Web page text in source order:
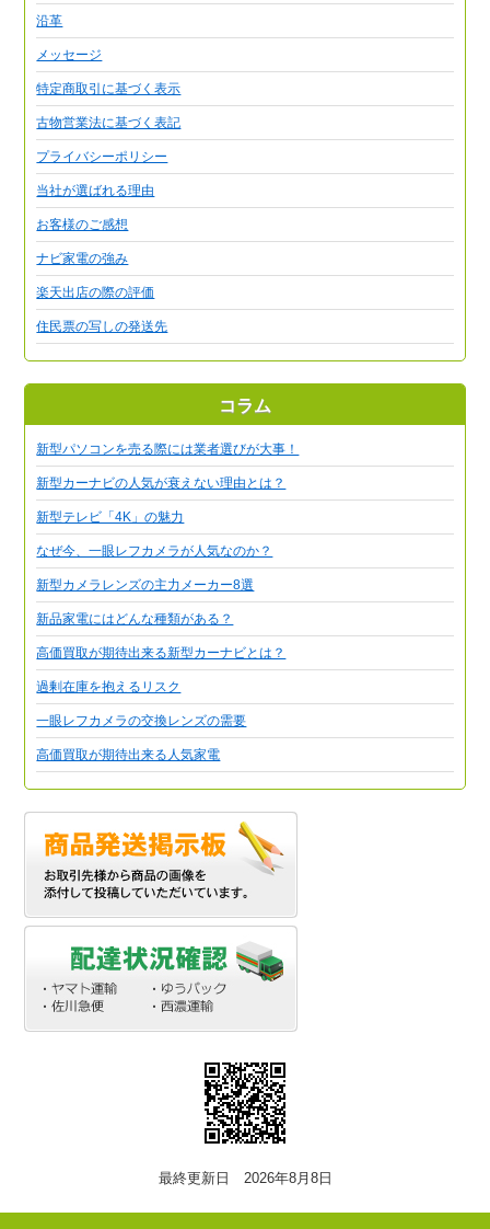
沿革
メッセージ
特定商取引に基づく表示
古物営業法に基づく表記
プライバシーポリシー
当社が選ばれる理由
お客様のご感想
ナビ家電の強み
楽天出店の際の評価
住民票の写しの発送先
コラム
新型パソコンを売る際には業者選びが大事！
新型カーナビの人気が衰えない理由とは？
新型テレビ「4K」の魅力
なぜ今、一眼レフカメラが人気なのか？
新型カメラレンズの主力メーカー8選
新品家電にはどんな種類がある？
高価買取が期待出来る新型カーナビとは？
過剰在庫を抱えるリスク
一眼レフカメラの交換レンズの需要
高価買取が期待出来る人気家電
最終更新日 2026年8月8日